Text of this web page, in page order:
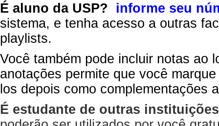
É aluno da USP?
informe seu
sistema, e tenha acesso a outras
playlists.
Você também pode incluir notas ao
anotações permite que você
los depois como complementações
É estudante de outras